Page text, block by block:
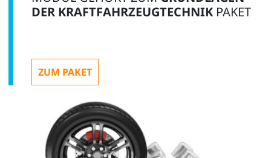
UniTrain Interface mit virtuellen Instrumenten (Basis
DER KRAFTFAHRZEUGTECHNIKPAKET
ZUM PAKET